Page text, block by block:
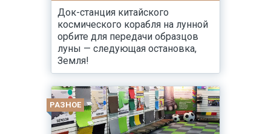
Док-станция китайского
космического корабля на лунной
орбите для передачи образцов
луны — следующая остановка,
Земля!
РАЗНОЕ